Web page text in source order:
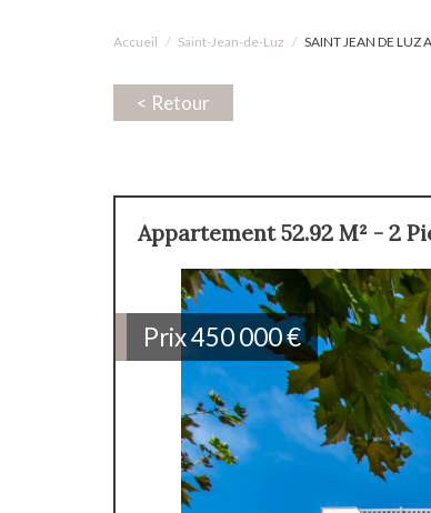
Accueil Saint-Jean-de-Luz SAINT JEAN DE LUZ
< Retour
Appartement 52.92 M² - 2
Prix450 000€